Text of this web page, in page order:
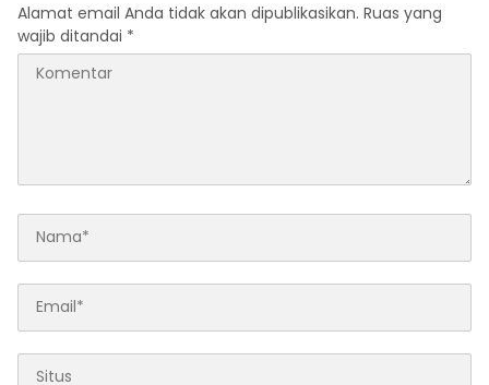
Alamat email Anda tidak akan dipublikasikan. Ruas yang
wajib ditandai *